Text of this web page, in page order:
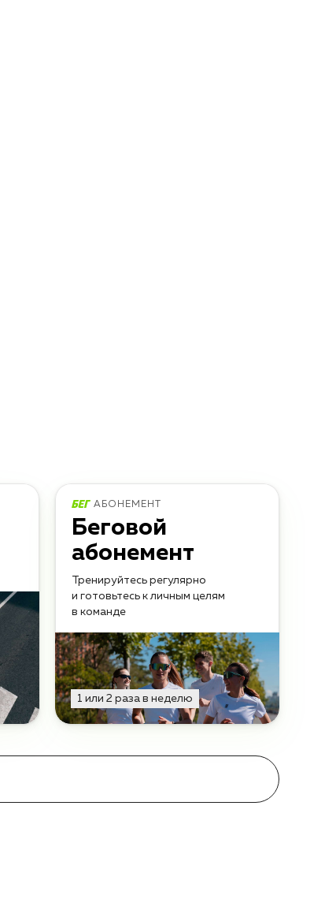
АБОНЕМЕНТ
Беговой
абонемент
Тренируйтесь регулярно
и готовьтесь к личным целям
в команде
1 или 2 раза в неделю